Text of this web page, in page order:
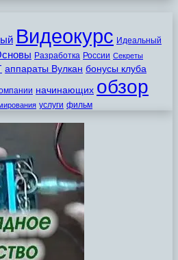
Видеокурс Идеальный
Разработка России Секреты
аппараты Вулкан бонусы клуба
начинающих обзор
услуги фильм